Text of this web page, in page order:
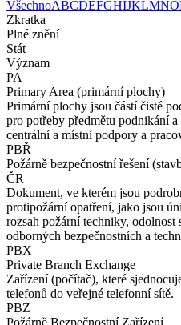
VšechnoABCDEFGHIJKLMNO
Zkratka
Plné znění
Stát
Význam
PA
Primary Area (primární plochy)
Primární plochy jsou částí čisté
pro potřeby předmětu podnikání
centrální a místní podpory a
PBŘ
Požárně bezpečnostní řešení
ČR
Dokument, ve kterém jsou
protipožární opatření, jako jsou
rozsah požární techniky, odolnost
odborných bezpečnostních a
PBX
Private Branch Exchange
Zařízení (počítač), které
telefonů do veřejné telefonní sítě.
PBZ
Požárně Bezpečnostní Zařízení